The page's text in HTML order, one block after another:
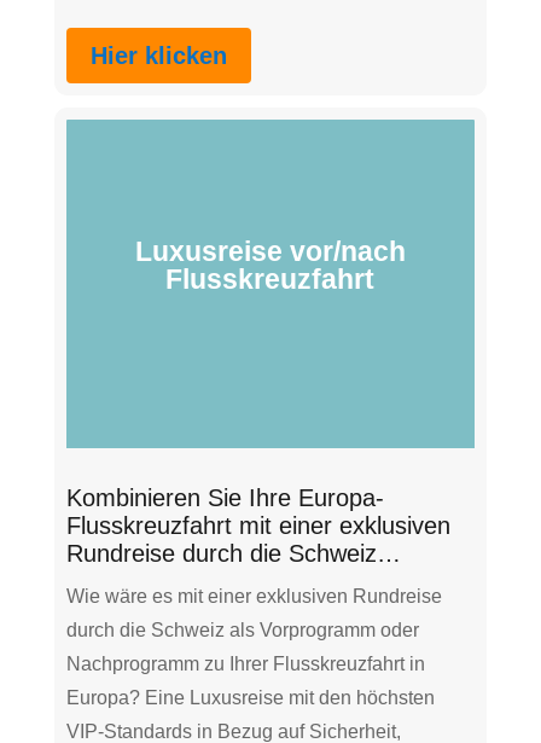
Hier klicken
Luxusreise vor/nach
Flusskreuzfahrt
Kombinieren Sie Ihre Europa-
Flusskreuzfahrt mit einer exklusiven
Rundreise durch die Schweiz…
Wie wäre es mit einer exklusiven Rundreise
durch die Schweiz als Vorprogramm oder
Nachprogramm zu Ihrer Flusskreuzfahrt in
Europa? Eine Luxusreise mit den höchsten
VIP-Standards in Bezug auf Sicherheit,